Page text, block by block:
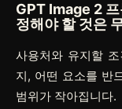
GPT Image 2
정해야 할 것은
사용처와 유지할
지, 어떤 요소를 반
범위가 작아집니다.